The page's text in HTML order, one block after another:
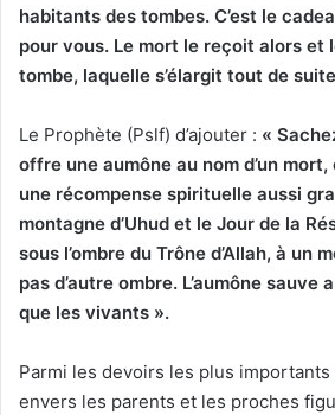
habitants des tombes. C’est le
pour vous. Le mort le reçoit alors et
tombe, laquelle s’élargit tout de
Le Prophète (Pslf) d’ajouter : «
offre une aumône au nom d’un
une récompense spirituelle aussi
montagne d’Uhud et le Jour de la
sous l’ombre du Trône d’Allah, à un
pas d’autre ombre. L’aumône sauve
que les vivants ».
Parmi les devoirs les plus importants
envers les parents et les proches